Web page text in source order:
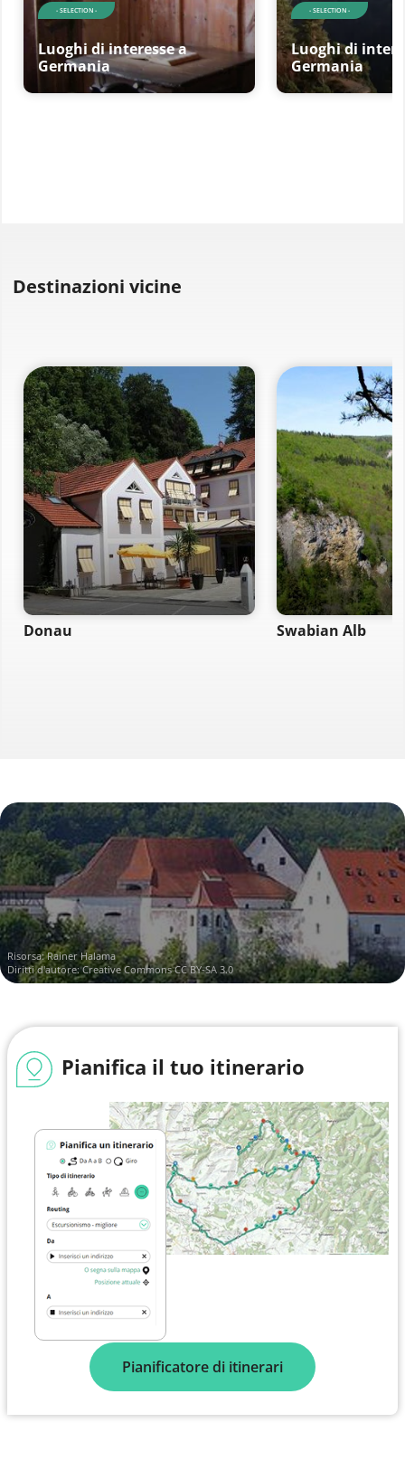
- SELECTION -
Luoghi di interesse a
Germania
- SELECTION -
Luoghi di
Germania
Destinazioni vicine
Donau Swabian Alb
Risorsa:Rainer Halama
Diritti d'autore:Creative Commons CC BY-SA 3.0
Pianifica il tuo itinerario
Pianificatore di itinerari